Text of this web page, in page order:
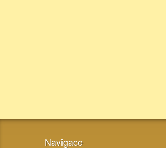
Navigace